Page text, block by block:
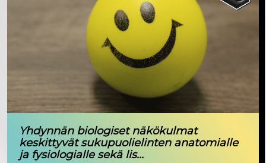
Yhdynnän biologiset näkökulmat
keskittyvät sukupuolielinten anatomialle
ja fysiologialle sekä lis...